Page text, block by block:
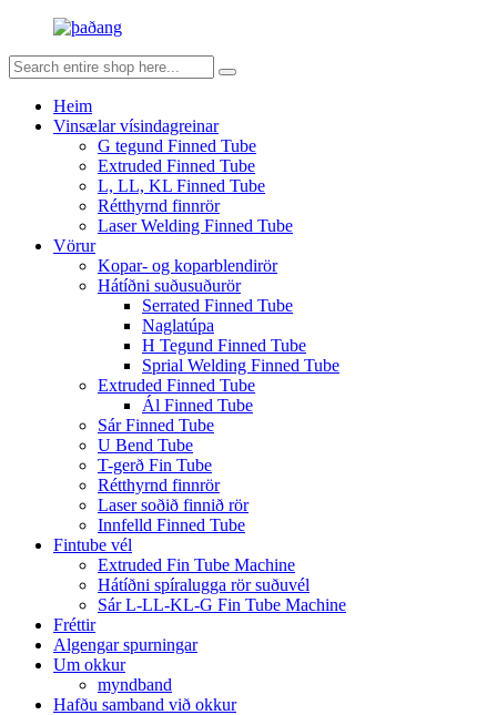
Heim
Vinsælar vísindagreinar
G tegund Finned Tube
Extruded Finned Tube
L, LL, KL Finned Tube
Rétthyrnd finnrör
Laser Welding Finned Tube
Vörur
Kopar- og koparblendirör
Hátíðni suðusuðurör
Serrated Finned Tube
Naglatúpa
H Tegund Finned Tube
Sprial Welding Finned Tube
Extruded Finned Tube
Ál Finned Tube
Sár Finned Tube
U Bend Tube
T-gerð Fin Tube
Rétthyrnd finnrör
Laser soðið finnið rör
Innfelld Finned Tube
Fintube vél
Extruded Fin Tube Machine
Hátíðni spíralugga rör suðuvél
Sár L-LL-KL-G Fin Tube Machine
Fréttir
Algengar spurningar
Um okkur
myndband
Hafðu samband við okkur